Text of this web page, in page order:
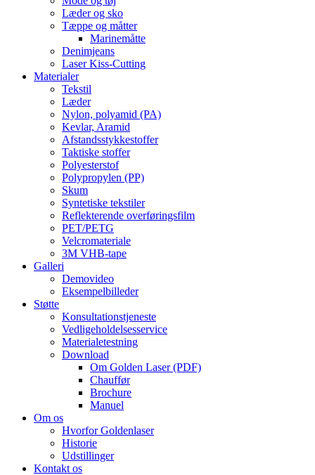
Læder og sko
Tæppe og måtter
Marinemåtte
Denimjeans
Laser Kiss-Cutting
Materialer
Tekstil
Læder
Nylon, polyamid (PA)
Kevlar, Aramid
Afstandsstykkestoffer
Taktiske stoffer
Polyesterstof
Polypropylen (PP)
Skum
Syntetiske tekstiler
Reflekterende overføringsfilm
PET/PETG
Velcromateriale
3M VHB-tape
Galleri
Demovideo
Eksempelbilleder
Støtte
Konsultationstjeneste
Vedligeholdelsesservice
Materialetestning
Download
Om Golden Laser (PDF)
Chauffør
Brochure
Manuel
Om os
Hvorfor Goldenlaser
Historie
Udstillinger
Kontakt os